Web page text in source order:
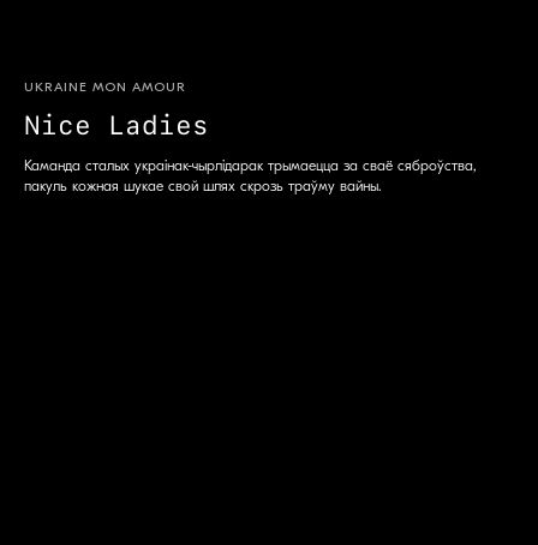
UKRAINE MON AMOUR
Nice Ladies
Каманда сталых украінак-чырлідарак трымаецца за сваё сяброўства,
пакуль кожная шукае свой шлях скрозь траўму вайны.